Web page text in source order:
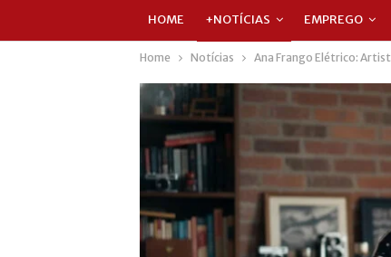
HOME +NOTÍCIAS EMPREGO
Home Notícias Ana Frango Elétrico: